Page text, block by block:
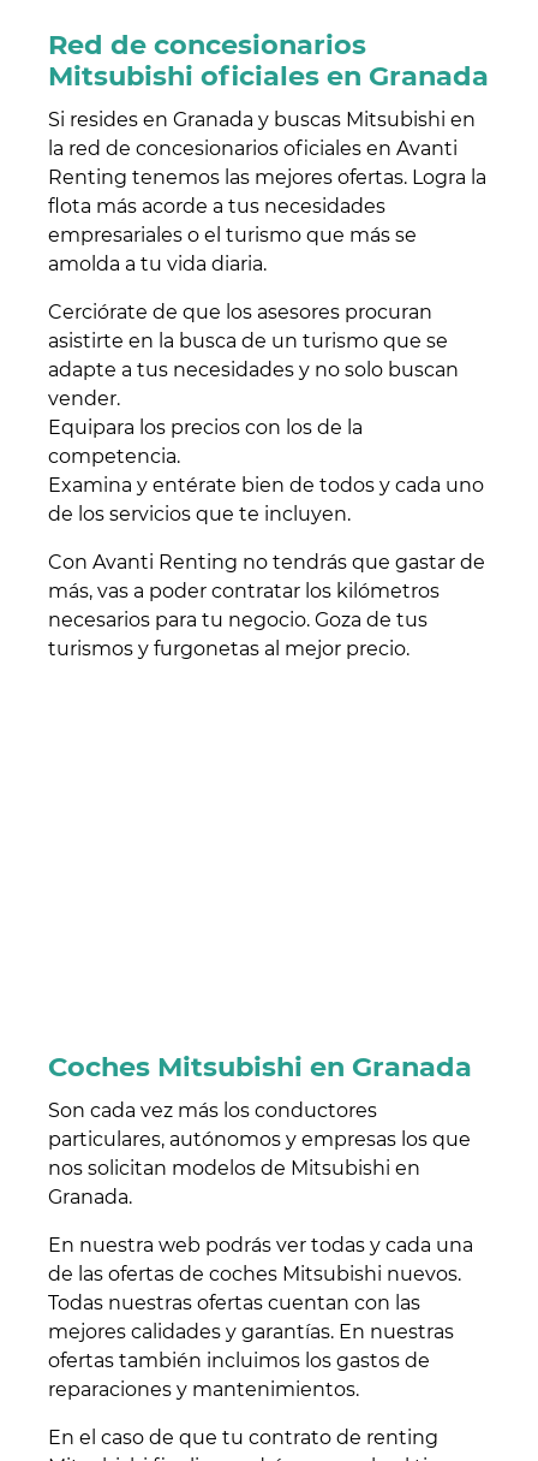
Red de concesionarios
Mitsubishi oficiales en Granada
Si resides en Granada y buscas Mitsubishi en
la red de concesionarios oficiales en Avanti
Renting tenemos las mejores ofertas. Logra la
flota más acorde a tus necesidades
empresariales o el turismo que más se
amolda a tu vida diaria.
Cerciórate de que los asesores procuran
asistirte en la busca de un turismo que se
adapte a tus necesidades y no solo buscan
vender.
Equipara los precios con los de la
competencia.
Examina y entérate bien de todos y cada uno
de los servicios que te incluyen.
Con Avanti Renting no tendrás que gastar de
más, vas a poder contratar los kilómetros
necesarios para tu negocio. Goza de tus
turismos y furgonetas al mejor precio.
Coches Mitsubishi en Granada
Son cada vez más los conductores
particulares, autónomos y empresas los que
nos solicitan modelos de Mitsubishi en
Granada.
En nuestra web podrás ver todas y cada una
de las ofertas de coches Mitsubishi nuevos.
Todas nuestras ofertas cuentan con las
mejores calidades y garantías. En nuestras
ofertas también incluimos los gastos de
reparaciones y mantenimientos.
En el caso de que tu contrato de renting